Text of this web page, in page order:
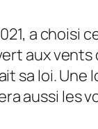
a choisi
aux vents
loi. Une
aussi les